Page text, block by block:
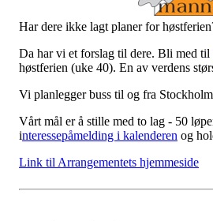
Har dere ikke lagt planer for
Da har vi et forslag til dere. Bli med til
høstferien (uke 40). En av verdens
Vi planlegger buss til og fra
Vårt mål er å stille med to lag - 50
interessepåmelding i kalenderen og
Link til Arrangementets hjemmeside